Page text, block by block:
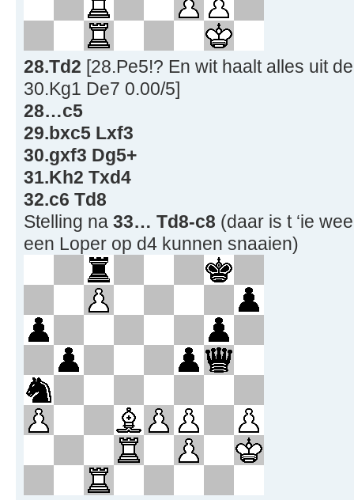
28.Td2 [28.Pe5!? En wit haalt alles uit
30.Kg1 De7 0.00/5]
28…c5
29.bxc5 Lxf3
30.gxf3 Dg5+
31.Kh2 Txd4
32.c6 Td8
Stelling na 33… Td8-c8 (daar is t ‘ie
een Loper op d4 kunnen snaaien)